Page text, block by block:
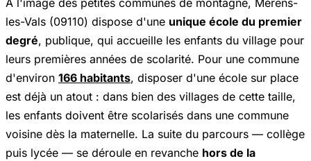
les-Vals (09110) dispose d'une unique école du premier
degré, publique, qui accueille les enfants du village pour
leurs premières années de scolarité. Pour une commune
d'environ 166 habitants, disposer d'une école sur place
est déjà un atout : dans bien des villages de cette taille,
les enfants doivent être scolarisés dans une commune
voisine dès la maternelle. La suite du parcours — collège
puis lycée — se déroule en revanche hors de la